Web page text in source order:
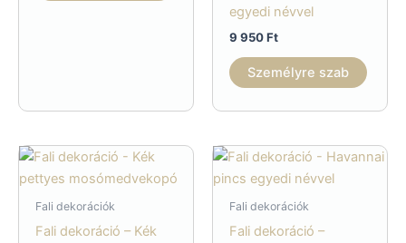
egyedi névvel
9 950Ft
Személyre szab
Fali dekorációk
Fali dekoráció – Kék
Fali dekorációk
Fali dekoráció –